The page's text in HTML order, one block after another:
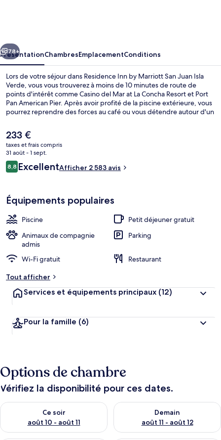
San
Juan
Isla
Verde
Suivant
78+
PrésentationChambresEmplacementConditions
Lors de votre séjour dans Residence Inn by Marriott San Juan Isla
Verde, vous vous trouverez à moins de 10 minutes de route de
points d'intérêt comme Casino del Mar at La Concha Resort et Port
Pan American Pier. Après avoir profité de la piscine extérieure, vous
pourrez reprendre des forces au café ou vous détendre autour d'un
enfants et une terrasse, tandis que, petit plus pratique, les
chambres bénéficient d'un réfrigérateur et un micro-ondes. Les
autres voyageurs adorent la piscine rafraîchissante et le personnel
attentionné.
Le
prix
actuel
est
de
233 €
taxes et frais compris
31 août - 1 sept.
Avis
voyageurs
8,88,8 sur 10
ExcellentAfficher 2 583 avis
Équipements populaires
Piscine
Petit déjeuner gratuit
Animaux de compagnie
admis
Parking
Wi-Fi gratuit
Restaurant
Tout afficher
Services et équipements principaux (12)
Pour la famille (6)
Options de chambre
Vérifiez la disponibilité pour ces dates.
Ce soir
août 10 - août 11
Vérifier la disponibilité pour ce soir août 10 - août 11
Demain
août 11 - août 12
Vérifier la disponibilité pour